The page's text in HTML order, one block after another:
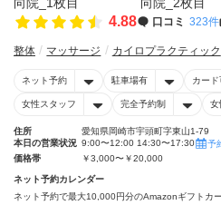
4.88 口コミ 323件
整体 マッサージ カイロプラクティック
ネット予約 駐車場有 カード
女性スタッフ 完全予約制 女
住所
愛知県岡崎市宇頭町字東山1-79
本日の営業状況 9:00〜12:00 14:30〜17:30
予
価格帯
￥3,000〜￥20,000
ネット予約カレンダー
ネット予約で最大10,000円分のAmazonギフトカ